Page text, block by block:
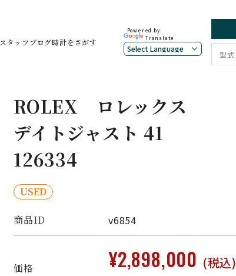
スタッフブログ時計をさがす
Powered by
Translate
ROLEX ロレックス
デイトジャスト 41
126334
USED
商品ID v6854
価格 ¥2,898,000 (税込)